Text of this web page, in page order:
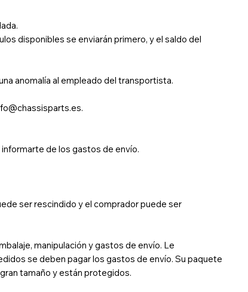
disponibles se enviarán primero, y el saldo del
anomalía al empleado del transportista.
.
de los gastos de envío.
ser rescindido y el comprador puede ser
manipulación y gastos de envío. Le
se deben pagar los gastos de envío. Su paquete
tamaño y están protegidos.